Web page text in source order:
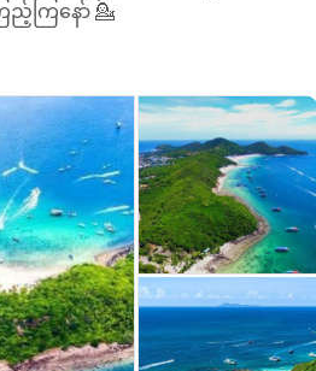
ြန်လာစေချင်မဲ့ ကျွန်းဖြစ်ပါတယ်။
းများအနားယူအပန်းဖြေနိုင်ရန်
များလည်းရှိပါတယ်။ရေ
ားအတွက် လှပတဲ့ သန္တာကျောက်
လည်းလုပ်လို့ရပါသေး
ကြနော် 💁
ဖြစ်တဲ့ Koh Larn ကျွန်းသည်
ော့ Coral Island လို့လူသိများကြပါ
များသည် စိမ်းလန်းတ​ဲ့သစ်ပင်
နဲ့ပြန့်ကျဲနေသောသဲဖြူဖြူများရဲ့
စ်ပါတယ်။Koh Larn ကျွန်းရောက်ရ
Beach,Windmill
Beach စတဲ့တခြားလည်ပတ်
ရှိပါသေးတယ်။Sup Board စီးခြင်း၊
လုပ်ခြင်းစတဲ့ Activities များ
ပ်လို့ရနိုင်ပါတယ်။